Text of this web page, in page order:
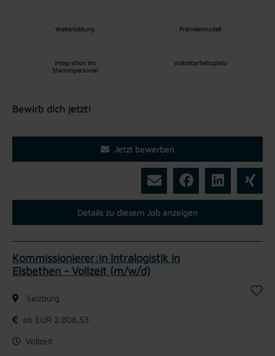
Weiterbildung Prämienmodell
Integration ins
Stammpersonal
Vollzeitarbeitsplatz
Bewirb dich jetzt!
Jetzt bewerben
Details zu diesem Job anzeigen
Kommissionierer:in Intralogistik in
Elsbethen - Vollzeit (m/w/d)
Salzburg
ab EUR 2.806,53
Vollzeit